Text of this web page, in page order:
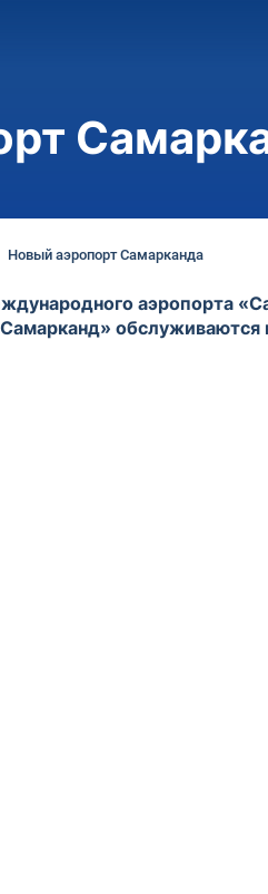
Новый аэропорт Самарканда
аэропорта